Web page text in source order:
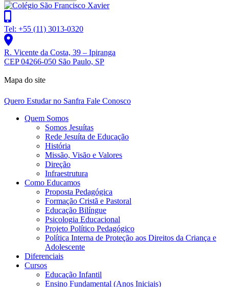
Tel: +55 (11) 3013-0320
R. Vicente da Costa, 39 – Ipiranga
CEP 04266-050 São Paulo, SP
Mapa do site
Quero Estudar no Sanfra Fale Conosco
Quem Somos
Somos Jesuítas
Rede Jesuíta de Educação
História
Missão, Visão e Valores
Direção
Infraestrutura
Como Educamos
Proposta Pedagógica
Formação Cristã e Pastoral
Educação Bilíngue
Psicologia Educacional
Projeto Político Pedagógico
Política Interna de Proteção aos Direitos da Criança e
Adolescente
Diferenciais
Cursos
Educação Infantil
Ensino Fundamental (Anos Iniciais)